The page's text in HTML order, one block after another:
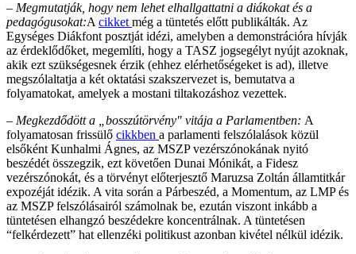
– Megmutatják, hogy nem lehet elhallgattatni a diákokat és a
pedagógusokat:Acikketmég a tüntetés előtt publikálták. Az
Egységes Diákfont posztját idézi, amelyben a demonstrációra hívják
az érdeklődőket, megemlíti, hogy a TASZ jogsegélyt nyújt azoknak,
akik ezt szükségesnek érzik (ehhez elérhetőségeket is ad), illetve
megszólaltatja a két oktatási szakszervezet is, bemutatva a
folyamatokat, amelyek a mostani tiltakozáshoz vezettek.
– Megkezdődött a „bosszútörvény" vitája a Parlamentben: A
folyamatosan frissülő cikkben a parlamenti felszólalások közül
elsőként Kunhalmi Ágnes, az MSZP vezérszónokának nyitó
beszédét összegzik, ezt követően Dunai Mónikát, a Fidesz
vezérszónokát, és a törvényt előterjesztő Maruzsa Zoltán államtitkár
expozéját idézik. A vita során a Párbeszéd, a Momentum, az LMP és
az MSZP felszólásairól számolnak be, ezután viszont inkább a
tüntetésen elhangzó beszédekre koncentrálnak. A tüntetésen
“felkérdezett” hat ellenzéki politikust azonban kivétel nélkül idézik.